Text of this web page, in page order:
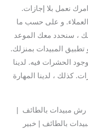
نعمل بلا إجازات.
العملاء. و على حسب ما
، سنحدد معك الموعد
تطبيق المبيدات بمنزلك.
الحشرات فيه. لدينا
كذلك ، لدينا المهارة
مبيدات بالطائف |
بالطائف | خبير